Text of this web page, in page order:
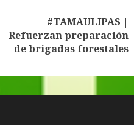
Entrada
anterior:
Siguiente
entrada:
#TAMAULIPAS |
Refuerzan preparación
de brigadas forestales